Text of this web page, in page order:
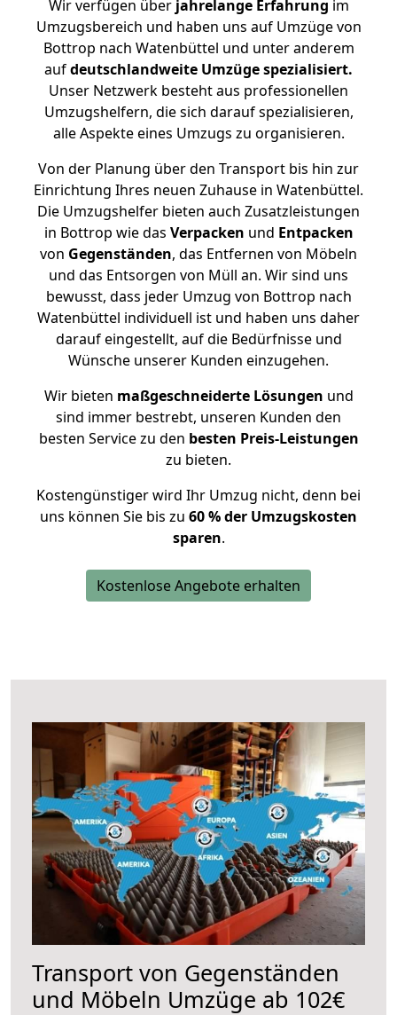
Wir verfügen überjahrelange Erfahrung im
Umzugsbereich und haben uns auf Umzüge von
Bottrop nach Watenbüttel und unter anderem
aufdeutschlandweite Umzüge spezialisiert.
Unser Netzwerk besteht aus professionellen
Umzugshelfern, die sich darauf spezialisieren,
alle Aspekte eines Umzugs zu organisieren.
Von der Planung über den Transport bis hin zur
Einrichtung Ihres neuen Zuhause in Watenbüttel.
Die Umzugshelfer bieten auch Zusatzleistungen
in Bottrop wie das Verpacken und Entpacken
von Gegenständen, das Entfernen von Möbeln
und das Entsorgen von Müll an. Wir sind uns
bewusst, dass jeder Umzug von Bottrop nach
Watenbüttel individuell ist und haben uns daher
darauf eingestellt, auf die Bedürfnisse und
Wünsche unserer Kunden einzugehen.
Wir bieten maßgeschneiderte Lösungen und
sind immer bestrebt, unseren Kunden den
besten Service zu den besten Preis-Leistungen
zu bieten.
Kostengünstiger wird Ihr Umzug nicht, denn bei
uns können Sie bis zu 60 % der Umzugskosten
sparen.
Kostenlose Angebote erhalten
Transport von Gegenständen
und Möbeln Umzüge ab 102€